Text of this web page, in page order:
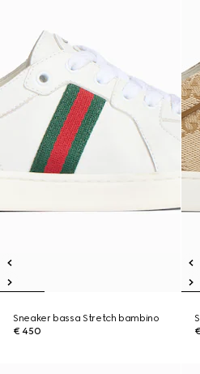
Sneaker bassa Stretch bambino
€ 450